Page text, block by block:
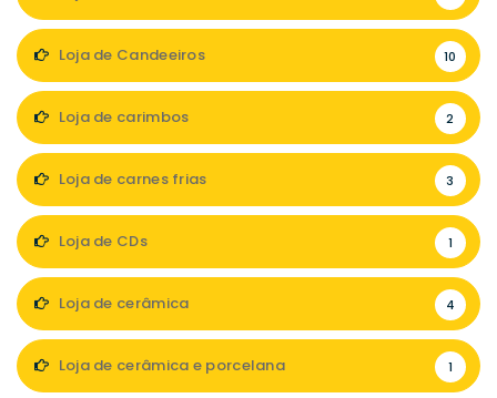
Loja de Candeeiros 10
Loja de carimbos 2
Loja de carnes frias 3
Loja de CDs 1
Loja de cerâmica 4
Loja de cerâmica e porcelana 1